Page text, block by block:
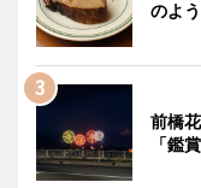
のよ
前橋
「鑑